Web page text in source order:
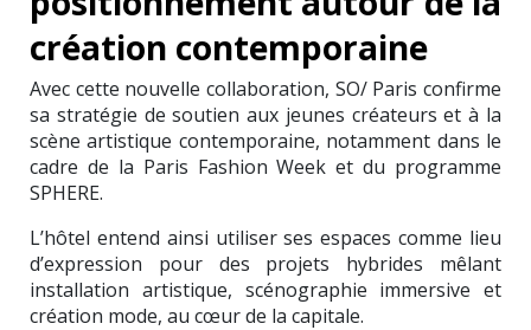
création contemporaine
Avec cette nouvelle collaboration, SO/ Paris confirme
sa stratégie de soutien aux jeunes créateurs et à la
scène artistique contemporaine, notamment dans le
cadre de la Paris Fashion Week et du programme
SPHERE.
L’hôtel entend ainsi utiliser ses espaces comme lieu
d’expression pour des projets hybrides mêlant
installation artistique, scénographie immersive et
création mode, au cœur de la capitale.